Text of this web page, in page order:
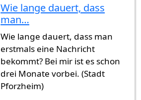
Wie lange dauert, dass
man…
Wie lange dauert, dass man
erstmals eine Nachricht
bekommt? Bei mir ist es schon
drei Monate vorbei. (Stadt
Pforzheim)